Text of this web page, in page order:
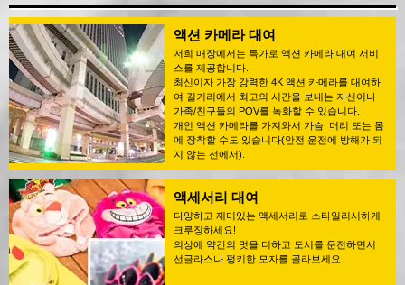
액션 카메라 대여
저희 매장에서는 특가로 액션 카메라 대여 서비
스를 제공합니다.
최신이자 가장 강력한 4K 액션 카메라를 대여하
여 길거리에서 최고의 시간을 보내는 자신이나
가족/친구들의 POV를 녹화할 수 있습니다.
개인 액션 카메라를 가져와서 가슴, 머리 또는 몸
에 장착할 수도 있습니다(안전 운전에 방해가 되
지 않는 선에서).
액세서리 대여
다양하고 재미있는 액세서리로 스타일리시하게
크루징하세요!
의상에 약간의 멋을 더하고 도시를 운전하면서
선글라스나 펑키한 모자를 골라보세요.